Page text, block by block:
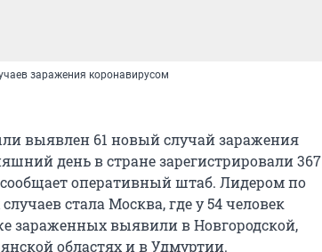
заражения коронавирусом
выявлен 61 новый случай заражения
день в стране зарегистрировали 367
оперативный штаб. Лидером по
стала Москва, где у 54 человек
зараженных выявили в Новгородской,
областях и в Удмуртии.